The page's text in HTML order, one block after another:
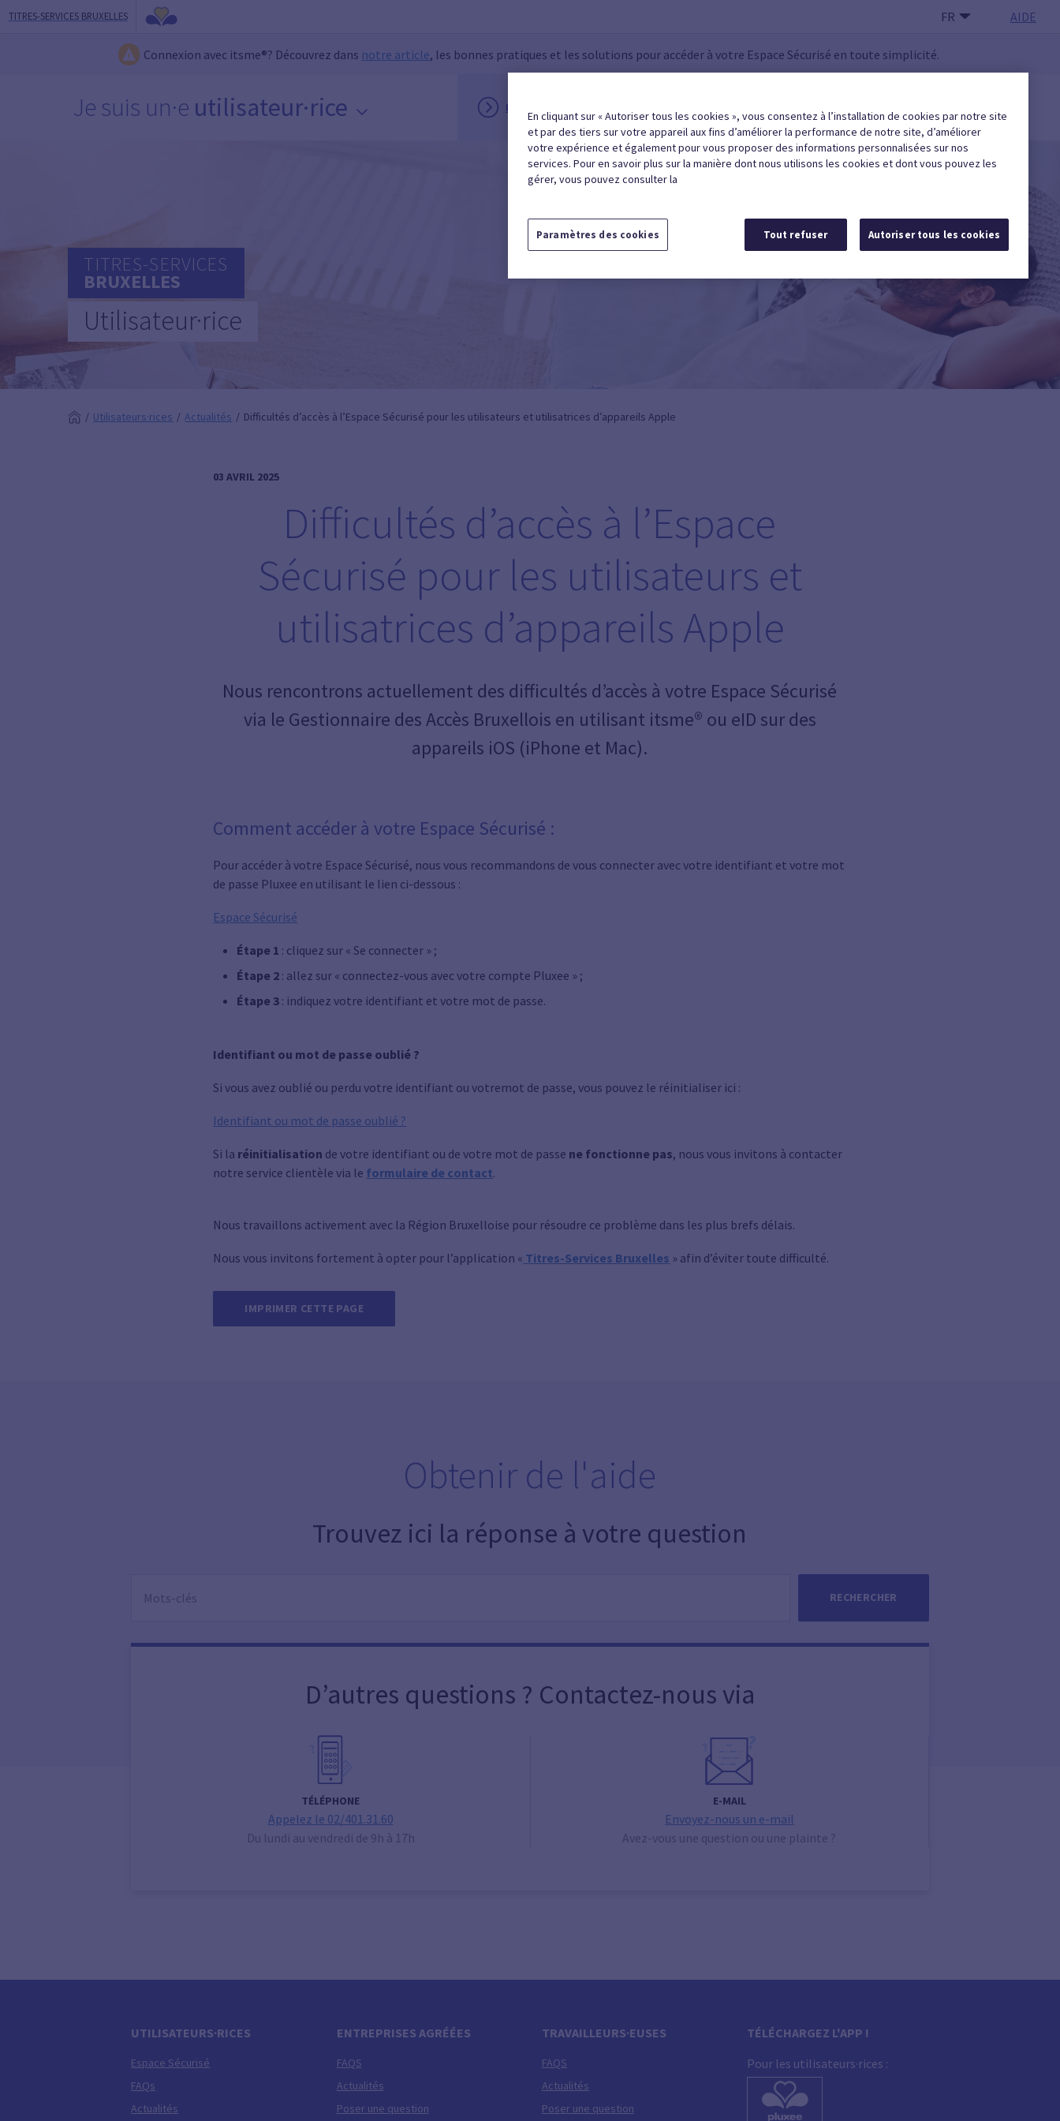
TITRES-SERVICES BRUXELLES FR AIDE
Connexion avec itsme®? Découvrez dans notre article, les bonnes pratiques et les solutions pour accéder à votre Espace Sécurisé en toute simplicité.
Je suis un·e utilisateur·rice INSCRIPTION
Trouver une entreprise agréée
TITRES-SERVICES
BRUXELLES
Utilisateur·rice
Utilisateurs·rices Actualités Difficultés d’accès à l’Espace Sécurisé pour les utilisateurs et utilisatrices d’appareils Apple
03 AVRIL 2025
Difficultés d’accès à l’Espace
Sécurisé pour les utilisateurs et
utilisatrices d’appareils Apple
Nous rencontrons actuellement des difficultés d’accès à votre Espace Sécurisé
via le Gestionnaire des Accès Bruxellois en utilisant itsme® ou eID sur des
appareils iOS (iPhone et Mac).
Comment accéder à votre Espace Sécurisé :
Pour accéder à votre Espace Sécurisé, nous vous recommandons de vous connecter avec votre identifiant et votre mot
de passe Pluxee en utilisant le lien ci-dessous :
Espace Sécurisé
Étape 1 : cliquez sur « Se connecter » ;
Étape 2 : allez sur « connectez-vous avec votre compte Pluxee » ;
Étape 3 : indiquez votre identifiant et votre mot de passe.
Identifiant ou mot de passe oublié ?
Si vous avez oublié ou perdu votre identifiant ou votremot de passe, vous pouvez le réinitialiser ici :
Identifiant ou mot de passe oublié ?
Si la réinitialisation de votre identifiant ou de votre mot de passe ne fonctionne pas, nous vous invitons à contacter
notre service clientèle via le formulaire de contact.
Nous travaillons activement avec la Région Bruxelloise pour résoudre ce problème dans les plus brefs délais.
Nous vous invitons fortement à opter pour l’application « Titres-Services Bruxelles » afin d’éviter toute difficulté.
IMPRIMER CETTE PAGE
Obtenir de l'aide
Trouvez ici la réponse à votre question
RECHERCHER
D’autres questions ? Contactez-nous via
TÉLÉPHONE
Appelez le 02/401.31.60
Du lundi au vendredi de 9h à 17h
E-MAIL
Envoyez-nous un e-mail
Avez-vous une question ou une plainte ?
UTILISATEURS·RICES
Espace Sécurisé
FAQs
Actualités
ENTREPRISES AGRÉÉES
FAQS
Actualités
Poser une question
TRAVAILLEURS·EUSES
FAQS
Actualités
Poser une question
TÉLÉCHARGEZ L'APP !
Pour les utilisateurs·rices :
En cliquant sur « Autoriser tous les cookies », vous consentez à l’installation de cookies par notre site
et par des tiers sur votre appareil aux fins d’améliorer la performance de notre site, d’améliorer
votre expérience et également pour vous proposer des informations personnalisées sur nos
services. Pour en savoir plus sur la manière dont nous utilisons les cookies et dont vous pouvez les
gérer, vous pouvez consulter la
Paramètres des cookies Tout refuser Autoriser tous les cookies